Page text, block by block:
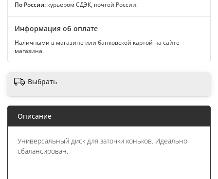
По России: курьером СДЭК, почтой России.
Информация об оплате
Наличными в магазине или банковской картой на сайте
магазина.
Выбрать
Описание
Универсальный диск для заточки коньков. Идеально
сбалансирован.